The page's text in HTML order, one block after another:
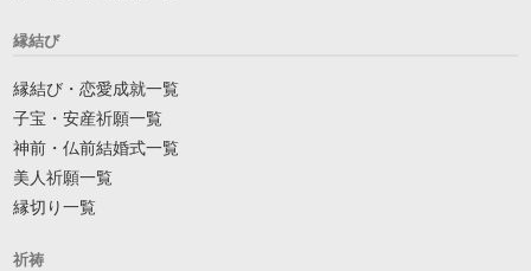
縁結び
縁結び・恋愛成就一覧
子宝・安産祈願一覧
神前・仏前結婚式一覧
美人祈願一覧
縁切り一覧
祈祷